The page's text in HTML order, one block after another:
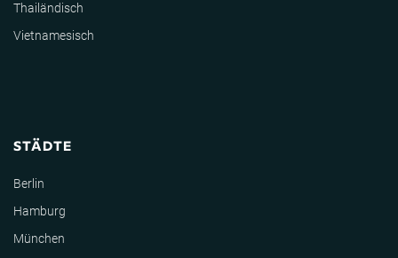
Thailändisch
Vietnamesisch
STÄDTE
Berlin
Hamburg
München